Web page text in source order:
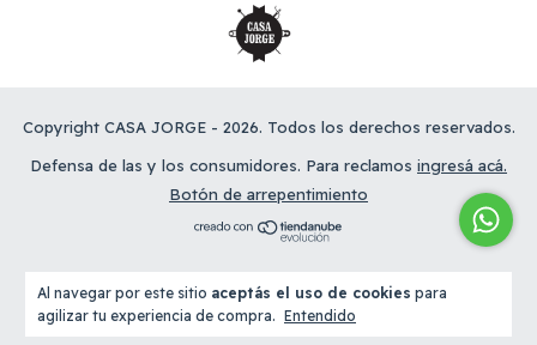
Al navegar por este sitio aceptás el uso de cookies para
agilizar tu experiencia de compra. Entendido
Copyright CASA JORGE - 2026. Todos los derechos reservados.
Defensa de las y los consumidores. Para reclamos ingresá acá.
Botón de arrepentimiento